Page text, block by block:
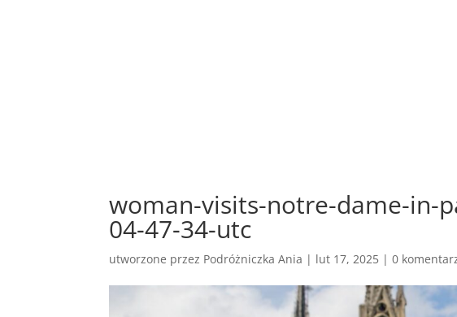
woman-visits-notre-dame-in-
04-47-34-utc
utworzone przez Podróżniczka Ania | lut 17, 2025 |0